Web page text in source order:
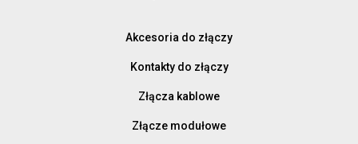
Akcesoria do złączy
Kontakty do złączy
Złącza kablowe
Złącze modułowe